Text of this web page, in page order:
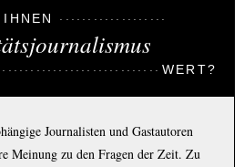
WERT?
Journalisten und Gastautoren
Meinung zu den Fragen der Zeit. Zu